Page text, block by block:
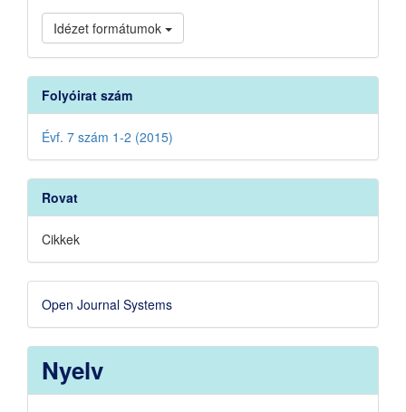
Idézet formátumok
Folyóirat szám
Évf. 7 szám 1-2 (2015)
Rovat
Cikkek
Developed
By
Open Journal Systems
Nyelv